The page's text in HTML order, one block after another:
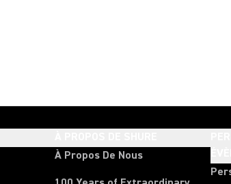
À Propos De Nous